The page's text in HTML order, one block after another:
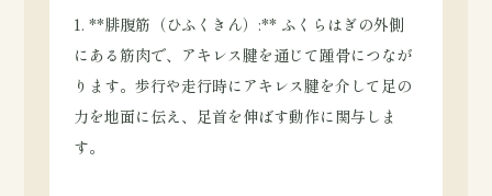
1. **腓腹筋（ひふくきん）:** ふくらはぎの外側
にある筋肉で、アキレス腱を通じて踵骨につなが
ります。歩行や走行時にアキレス腱を介して足の
力を地面に伝え、足首を伸ばす動作に関与しま
す。